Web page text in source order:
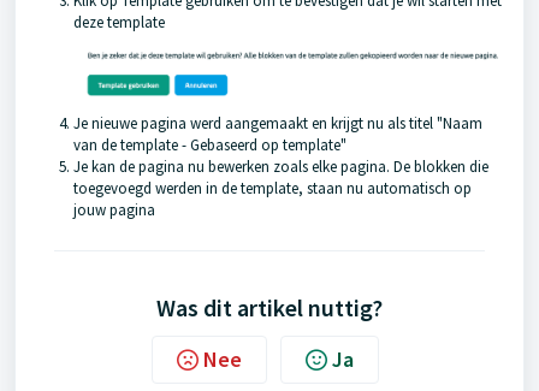
deze template
Je nieuwe pagina werd aangemaakt en krijgt nu als titel "Naam
van de template - Gebaseerd op template"
Je kan de pagina nu bewerken zoals elke pagina. De blokken die
toegevoegd werden in de template, staan nu automatisch op
jouw pagina
Was dit artikel nuttig?
Nee Ja